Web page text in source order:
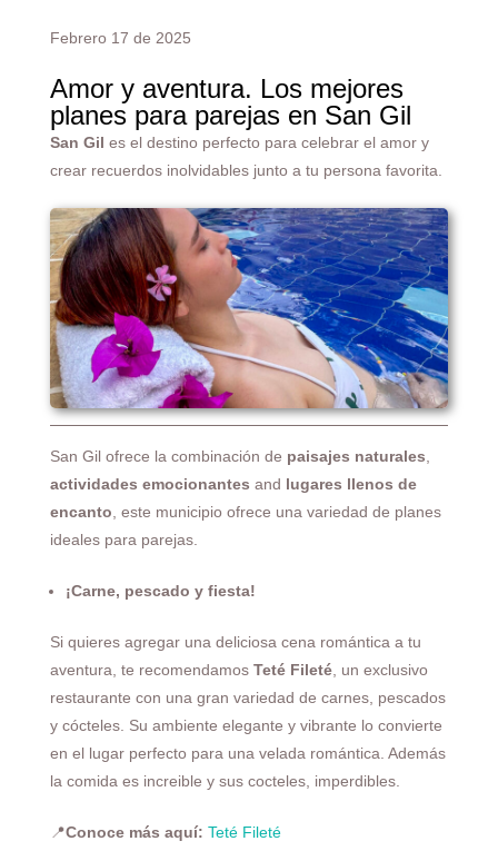
Febrero 17 de 2025
Amor y aventura. Los mejores
planes para parejas en San Gil
San Gil es el destino perfecto para celebrar el amor y
crear recuerdos inolvidables junto a tu persona favorita.
San Gil ofrece la combinación de paisajes naturales,
actividades emocionantes and lugares llenos de
encanto, este municipio ofrece una variedad de planes
ideales para parejas.
¡Carne, pescado y fiesta!
Si quieres agregar una deliciosa cena romántica a tu
aventura, te recomendamos Teté Fileté, un exclusivo
restaurante con una gran variedad de carnes, pescados
y cócteles. Su ambiente elegante y vibrante lo convierte
en el lugar perfecto para una velada romántica. Además
la comida es increible y sus cocteles, imperdibles.
📍Conoce más aquí: Teté Fileté